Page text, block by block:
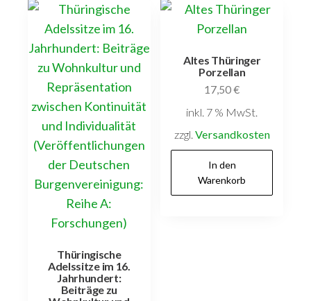
Thüringische
Adelssitze im 16.
Jahrhundert:
Beiträge zu
Altes Thüringer
Porzellan
17,50€
inkl. 7 % MwSt.
zzgl. Versandkosten
In den
Warenkorb